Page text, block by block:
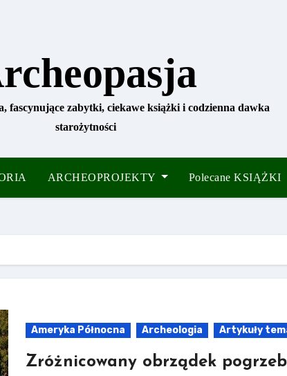
fascynujące zabytki, ciekawe książki i codzienna dawka
starożytności
ARCHEOPROJEKTY Polecane KSIĄŻKI
Ameryka Północna Archeologia Artykuły
Zróżnicowany obrządek